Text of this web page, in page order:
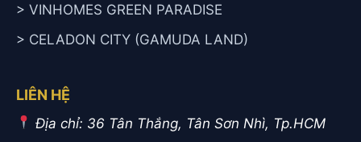
> VINHOMES GREEN PARADISE
> CELADON CITY (GAMUDA LAND)
LIÊN HỆ
Địa chỉ: 36 Tân Thắng, Tân Sơn Nhì, Tp.HCM